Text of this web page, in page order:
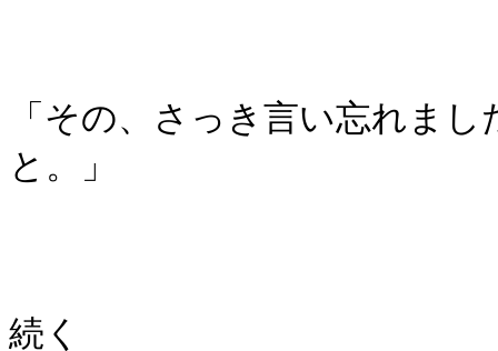
「その、さっき言い忘れま
と。」
続く